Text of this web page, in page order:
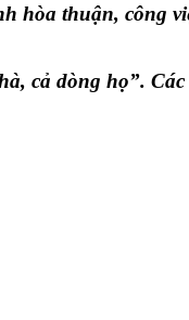
hòa thuận, công
cả dòng họ”. Các